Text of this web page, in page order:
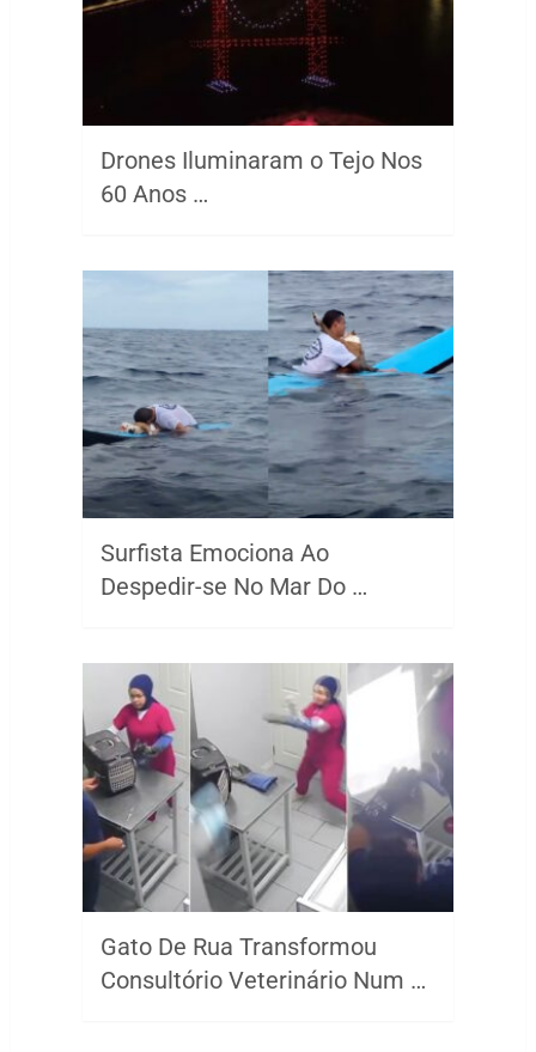
Drones Iluminaram o Tejo Nos
60 Anos …
Surfista Emociona Ao
Despedir-se No Mar Do …
Gato De Rua Transformou
Consultório Veterinário Num …